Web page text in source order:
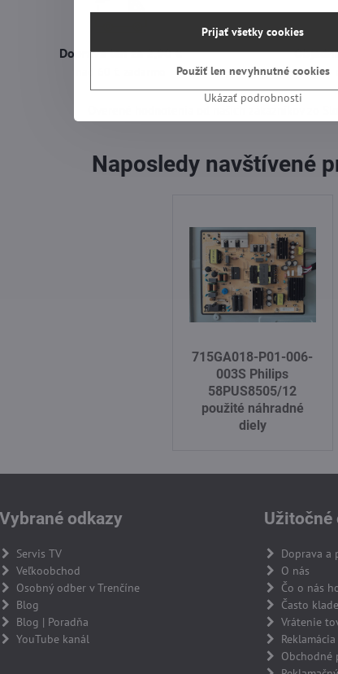
Doprava len za 2,90 €
Naposledy navštívené
715GA018-P01-006-
003S Philips
58PUS8505/12
použité náhradné
diely
Vybrané odkazy
Servis TV
Veľkoobchod
Osobný odber v Trenčíne
Blog
Blog | Poradňa
YouTube kanál
Užitočné
Doprava a
O nás
Čo o nás
Často
Vrátenie
Reklamácia
Obchodné
Ukázať podrobnosti
Prijať všetky cookies
Použiť len nevyhnutné cookies